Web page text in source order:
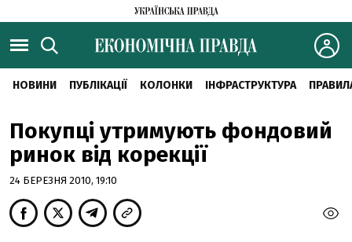
НОВИНИ ПУБЛІКАЦІЇ КОЛОНКИ ІНФРАСТРУКТУРА
Покупці утримують фондовий
ринок від корекції
24 БЕРЕЗНЯ 2010, 19:10